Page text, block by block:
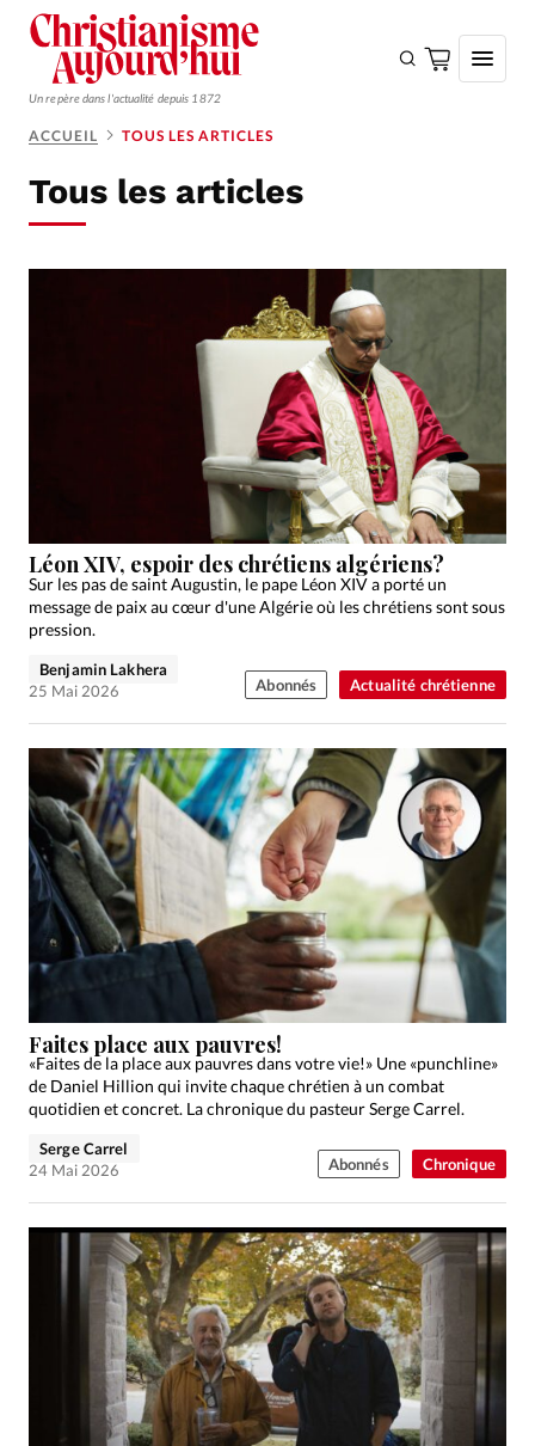
Un repère dans l'actualité depuis 1872
Monde
Édition: Internationale
Devise:CHF
RUBRIQUES
Actualité internationale
Chronique
Culture
Dossier
Eglises Foi Génération réveil
Monde
Opinions
Publireportage
Relations Aujourd'hui
Société
Tour du monde des Eglises
Trait d'Ixène
Vécu
Vie Intérieure
ACCUEIL TOUS LES ARTICLES
Tous les articles
Actualité chrétienne
Léon XIV, espoir des chrétiens algériens?
Sur les pas de saint Augustin, le pape Léon XIV a porté un
message de paix au cœur d'une Algérie où les chrétiens sont sous
pression.
Benjamin Lakhera
25 Mai 2026
Abonnés
Chronique
Faites place aux pauvres!
«Faites de la place aux pauvres dans votre vie!» Une «punchline»
de Daniel Hillion qui invite chaque chrétien à un combat
quotidien et concret. La chronique du pasteur Serge Carrel.
Serge Carrel
24 Mai 2026
Abonnés